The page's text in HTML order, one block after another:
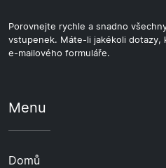
Porovnejte rychle a snadno
vstupenek. Máte-li jakékoli
e-mailového formuláře.
Menu
Domů